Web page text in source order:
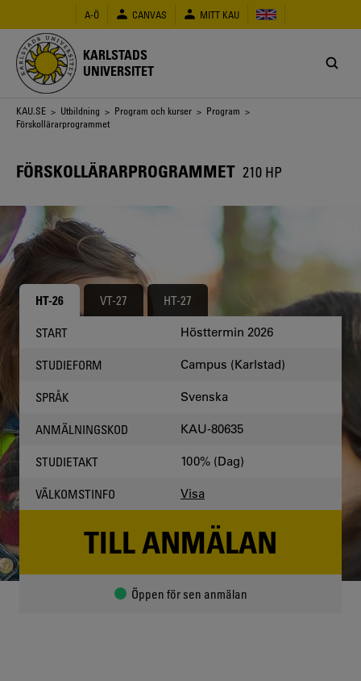
huvudinnehåll
A-Ö CANVAS MITT KAU
KARLSTADS
UNIVERSITET
Länkstig
KAU.SE > Utbildning > Program och kurser > Program >
Förskollärarprogrammet
FÖRSKOLLÄRARPROGRAMMET 210 HP
HT-26 VT-27 HT-27
START Hösttermin 2026
STUDIEFORM Campus (Karlstad)
SPRÅK Svenska
ANMÄLNINGSKOD KAU-80635
STUDIETAKT 100% (Dag)
VÄLKOMSTINFO Visa
TILL ANMÄLAN
Öppen för sen anmälan